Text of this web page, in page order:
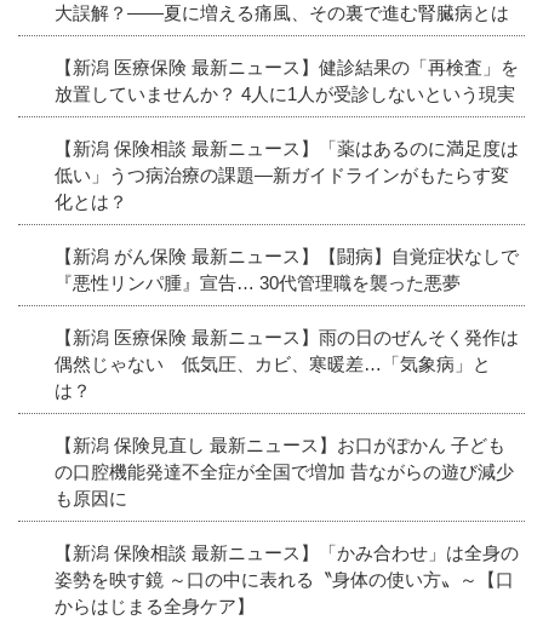
大誤解？――夏に増える痛風、その裏で進む腎臓病とは
【新潟 医療保険 最新ニュース】健診結果の「再検査」を
放置していませんか？ 4人に1人が受診しないという現実
【新潟 保険相談 最新ニュース】「薬はあるのに満足度は
低い」うつ病治療の課題―新ガイドラインがもたらす変
化とは？
【新潟 がん保険 最新ニュース】【闘病】自覚症状なしで
『悪性リンパ腫』宣告… 30代管理職を襲った悪夢
【新潟 医療保険 最新ニュース】雨の日のぜんそく発作は
偶然じゃない 低気圧、カビ、寒暖差…「気象病」と
は？
【新潟 保険見直し 最新ニュース】お口がぽかん 子ども
の口腔機能発達不全症が全国で増加 昔ながらの遊び減少
も原因に
【新潟 保険相談 最新ニュース】「かみ合わせ」は全身の
姿勢を映す鏡 ～口の中に表れる〝身体の使い方〟～【口
からはじまる全身ケア】